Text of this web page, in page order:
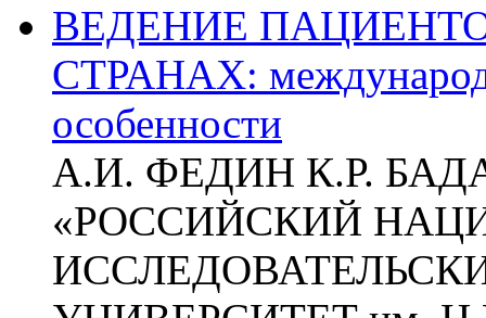
ВЕДЕНИЕ
СТРАНАХ:
особенности
А.И. ФЕДИН К.Р.
«РОССИЙСКИЙ